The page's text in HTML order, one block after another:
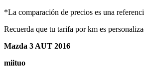
*La comparación de precios es una
Recuerda que tu tarifa por km es
Mazda 3 AUT 2016
miituo